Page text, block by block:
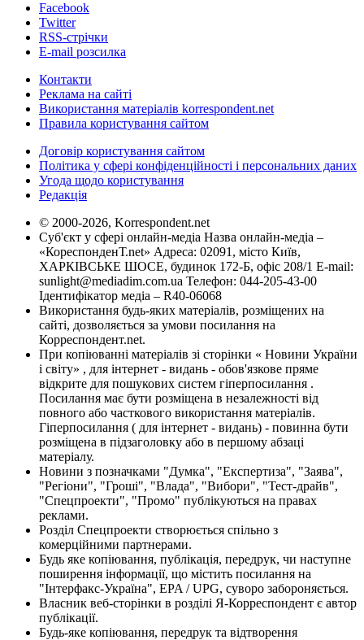
Facebook
Twitter
RSS-стрічки
E-mail розсилка
Контакти
Реклама на сайті
Використання матеріалів korrespondent.net
Правила користування сайтом
Договір користування сайтом
Політика у сфері конфіденційності і персональних даних
Угода щодо користування
Редакція
© 2000-2026, Korrespondent.net
Суб'єкт у сфері онлайн-медіа Назва онлайн-медіа –
«КореспонденТ.net» Адреса: 02091, місто Київ,
ХАРКІВСЬКЕ ШОСЕ, будинок 172-Б, офіс 208/1 E-mail:
sunlight@mediadim.com.ua Телефон: 044-205-43-00
Ідентифікатор медіа – R40-06068
Використання будь-яких матеріалів, розміщених на
сайті, дозволяється за умови посилання на
Корреспондент.net.
При копіюванні матеріалів зі сторінки « Новини України
і світу» , для інтернет - видань - обов'язкове пряме
відкрите для пошукових систем гіперпосилання .
Посилання має бути розміщена в незалежності від
повного або часткового використання матеріалів.
Гіперпосилання ( для інтернет - видань) - повинна бути
розміщена в підзаголовку або в першому абзаці
матеріалу.
Новини з позначками "Думка", "Експертиза", "Заява",
"Регіони", "Гроші", "Влада", "Вибори", "Тест-драйв",
"Спецпроекти", "Промо" публікуються на правах
реклами.
Розділ Спецпроекти створюється спільно з
комерційними партнерами.
Будь яке копіювання, публікація, передрук, чи наступне
поширення інформації, що містить посилання на
"Інтерфакс-Україна", EPA / UPG, суворо забороняється.
Власник веб-сторінки в розділі Я-Корреспондент є автор
публікації.
Будь-яке копіювання, передрук та відтворення